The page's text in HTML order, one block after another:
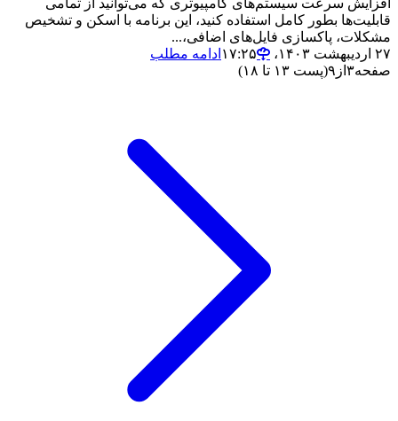
قابلیت‌ها بطور کامل استفاده کنید، این برنامه با اسکن و تشخیص
مشکلات، پاکسازی فایل‌های اضافی،...
۲۷ اردیبهشت ۱۴۰۳،‏ ۱۷:۲۵
ادامه مطلب
صفحه۳ از ۹(پست ۱۳ تا ۱۸)